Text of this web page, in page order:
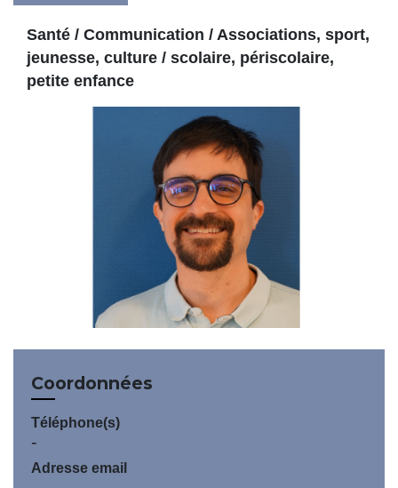
Santé / Communication / Associations, sport,
jeunesse, culture / scolaire, périscolaire,
petite enfance
Coordonnées
Téléphone(s)
-
Adresse email